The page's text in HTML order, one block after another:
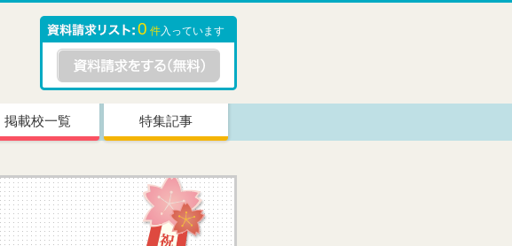
0 件入っています
掲載校一覧 特集記事